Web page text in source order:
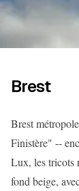
Brest
Brest
Finistère" --
Lux, les tricots
fond beige,